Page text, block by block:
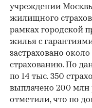
учреждении
жилищного
рамках городской
жилья с
застраховано
страхованию. По
по 14 тыс. 350
выплачено 200 млн
отметили, что по